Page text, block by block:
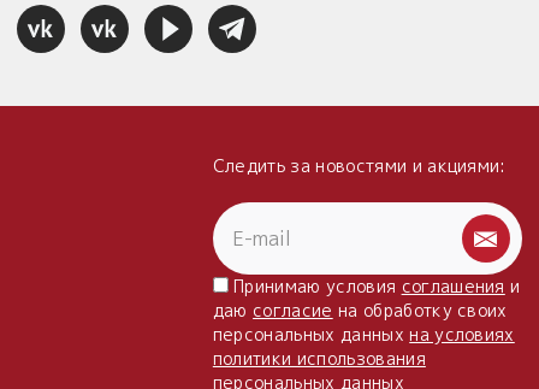
Следить за новостями и акциями:
Принимаю условия соглашения и
даю согласие на обработку своих
персональных данныхна условиях
политики использования
персональных данных